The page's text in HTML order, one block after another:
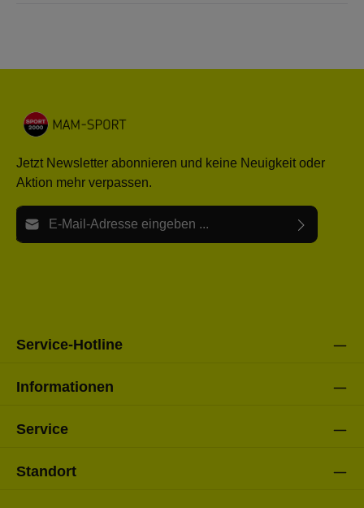
Jetzt Newsletter abonnieren und keine Neuigkeit oder
Aktion mehr verpassen.
E-Mail-Adresse*
Service-Hotline
Informationen
Service
Standort